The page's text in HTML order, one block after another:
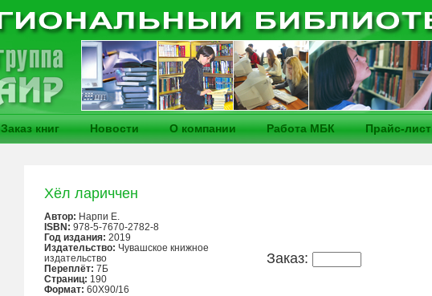
Заказ книг Новости О компании Работа МБК Прайс-лист
Хёл лариччен
Заказ:
Автор: Нарпи Е.
ISBN: 978-5-7670-2782-8
Год издания: 2019
Издательство: Чувашское книжное
издательство
Переплёт: 7Б
Страниц: 190
Формат: 60X90/16